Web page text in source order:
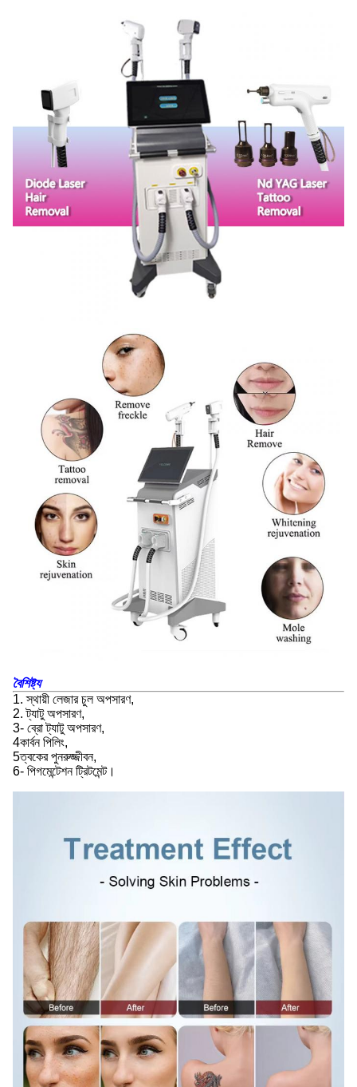
বৈশিষ্ট্য
1. স্থায়ী লেজার চুল অপসারণ,
2. ট্যাটু অপসারণ,
3- ব্রো ট্যাটু অপসারণ,
4কার্বন পিলিং,
5ত্বকের পুনরুজ্জীবন,
6- পিগমেন্টেশন ট্রিটমেন্ট।